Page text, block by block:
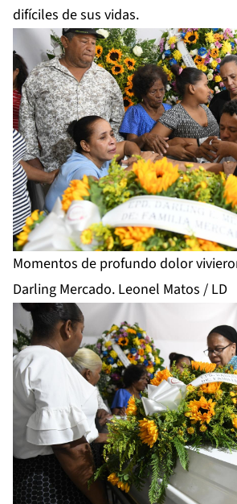
difíciles de sus vidas.
Momentos de profundo dolor
Darling Mercado. Leonel Matos / LD